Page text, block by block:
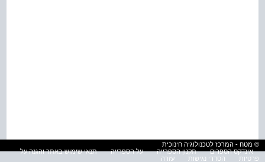
© מטח - המרכז לטכנולוגיה חינוכית
אינדקס הספרים
תקנון הספרייה על הספרייה
תנאי שימוש באתר והגנה על
פרטיות
הסדרי נגישות עזרה